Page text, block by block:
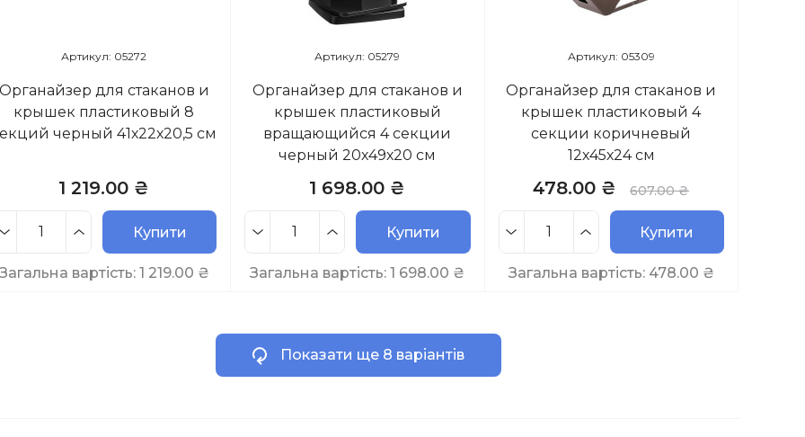
Артикул: 05272
для стаканов и
крышек пластиковый 8
черный 41х22х20,5 см
1 219.00 ₴
Купити
вартість: 1 219.00 ₴
Артикул: 05279
Органайзер для стаканов и
крышек пластиковый
вращающийся 4 секции
черный 20х49х20 см
1 698.00 ₴
Купити
Загальна вартість:1 698.00 ₴
Артикул: 05309
Органайзер для стаканов и
крышек пластиковый 4
секции коричневый
12х45х24 см
478.00 ₴ 607.00 ₴
Купити
Загальна вартість: 478.00 ₴
Показати ще 8 варіантів